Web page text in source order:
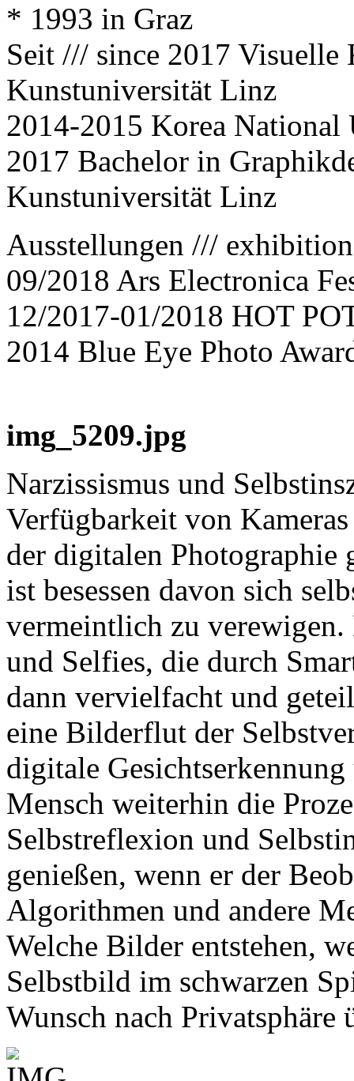
* 1993 in Graz
Seit /// since 2017
Kunstuniversität Linz
2014-2015 Korea
2017 Bachelor in
Kunstuniversität Linz
Ausstellungen ///
09/2018 Ars Electronica
12/2017-01/2018 HOT
2014 Blue Eye Photo
img_5209.jpg
Narzissismus und
Verfügbarkeit von
der digitalen Photographie
ist besessen davon sich
vermeintlich zu verewigen.
und Selfies, die durch
dann vervielfacht und
eine Bilderflut der
digitale
Mensch weiterhin die
Selbstreflexion und
genießen, wenn er der
Algorithmen und andere
Welche Bilder entstehen,
Selbstbild im schwarzen
Wunsch nach Privatsphäre